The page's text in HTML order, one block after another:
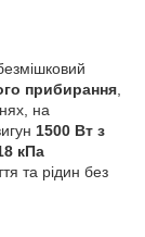
прибирання,
на
1500 Вт з
кПа
та рідин без